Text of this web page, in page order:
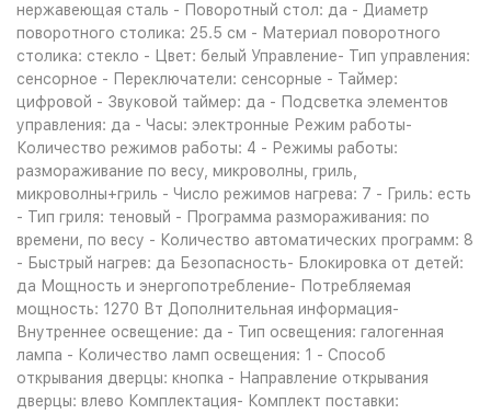
нержавеющая сталь - Поворотный стол: да - Диаметр
поворотного столика: 25.5 см - Материал поворотного
столика: стекло - Цвет: белый Управление- Тип управления:
сенсорное - Переключатели: сенсорные - Таймер:
цифровой - Звуковой таймер: да - Подсветка элементов
управления: да - Часы: электронные Режим работы-
Количество режимов работы: 4 - Режимы работы:
размораживание по весу, микроволны, гриль,
микроволны+гриль - Число режимов нагрева: 7 - Гриль: есть
- Тип гриля: теновый - Программа размораживания: по
времени, по весу - Количество автоматических программ: 8
- Быстрый нагрев: да Безопасность- Блокировка от детей:
да Мощность и энергопотребление- Потребляемая
мощность: 1270 Вт Дополнительная информация-
Внутреннее освещение: да - Тип освещения: галогенная
лампа - Количество ламп освещения: 1 - Способ
открывания дверцы: кнопка - Направление открывания
дверцы: влево Комплектация- Комплект поставки: